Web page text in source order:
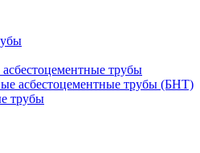
трубы
асбестоцементные трубы (БНТ)
трубы